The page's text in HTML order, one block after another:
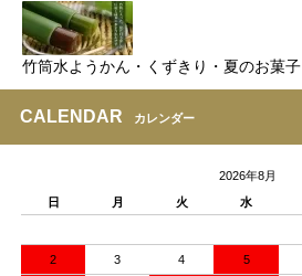
竹筒水ようかん・くずきり・夏のお菓子
CALENDAR カレンダー
2026年8月
日
月 火 水
2 3 4 5